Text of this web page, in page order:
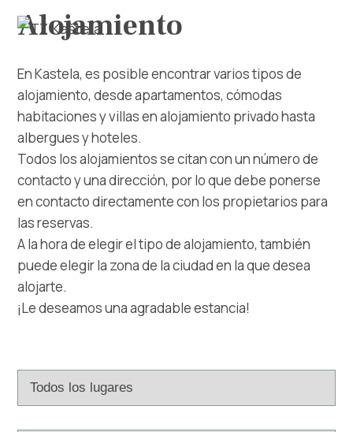
Explorar
Destino
Qué Hacer
Información
Multimedia
Safe in Dalmatia
es
Alojamiento
En Kastela, es posible encontrar varios tipos de
alojamiento, desde apartamentos, cómodas
habitaciones y villas en alojamiento privado hasta
albergues y hoteles.
Todos los alojamientos se citan con un número de
contacto y una dirección, por lo que debe ponerse
en contacto directamente con los propietarios para
las reservas.
A la hora de elegir el tipo de alojamiento, también
puede elegir la zona de la ciudad en la que desea
alojarte.
¡Le deseamos una agradable estancia!